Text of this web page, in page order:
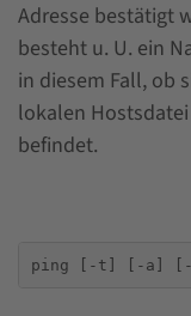
Adresse bestätigt
besteht u. U. ein
in diesem Fall, ob
lokalen
befindet.
ping [-t] [-a]